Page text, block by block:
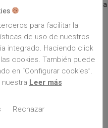
de Murcia. Comprar una casa
para facilitar la
de uso de nuestros
integrado. Haciendo click
cookies. También puede
en “Configurar cookies”.
Leer más
Rechazar